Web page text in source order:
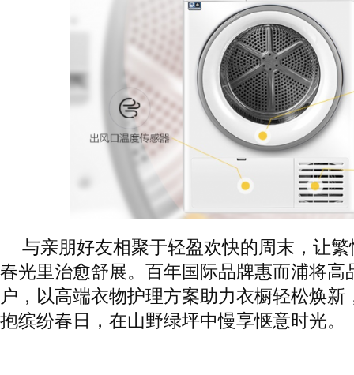
与亲朋好友相聚于轻盈欢快的周末，让
春光里治愈舒展。百年国际品牌惠而浦将高
户，以高端衣物护理方案助力衣橱轻松焕新
抱缤纷春日，在山野绿坪中慢享惬意时光。